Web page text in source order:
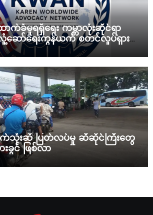
က်ခံမှုရရှိရေး ကမ္ဘာလုံးဆိုင်ရာ
ဆော်ရေးကွန်ယက် စတင်လှုပ်ရှား
က်သုံးဆီ ပြတ်လပ်မှု ဆီဆိုင်ကြီးတွေ
င် ဖြစ်လာ